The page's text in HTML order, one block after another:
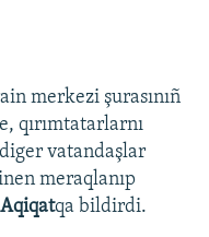
merkezi şurasınıñ
qırımtatarlarnı
vatandaşlar
meraqlanıp
qa bildirdi.